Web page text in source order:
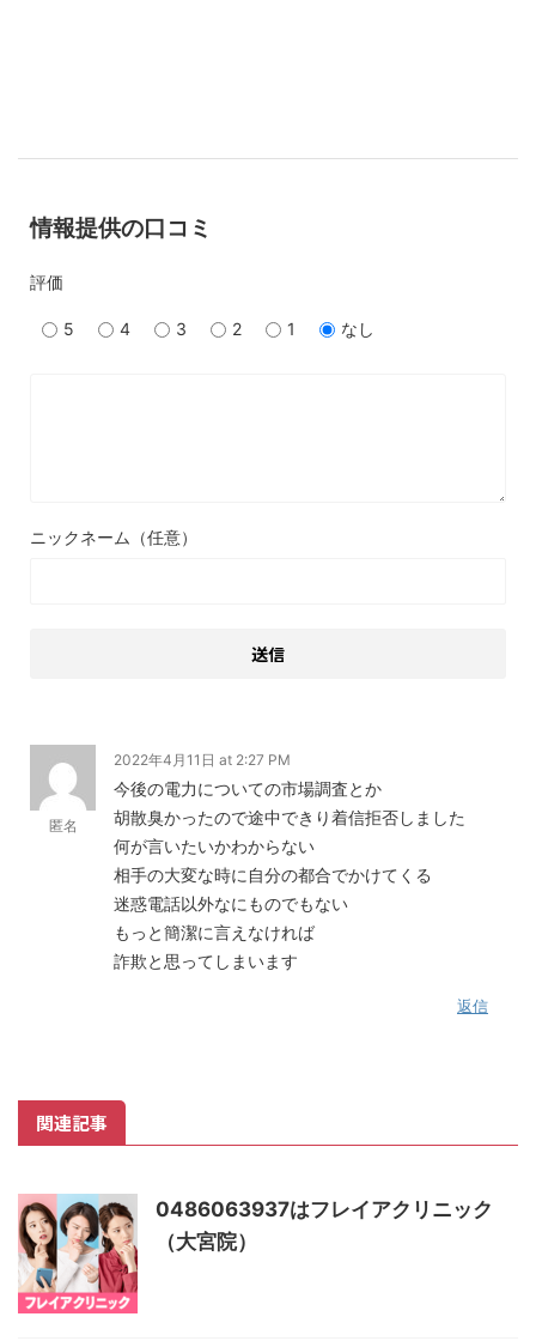
情報提供の口コミ
評価
5 4 3 2 1 なし
ニックネーム（任意）
匿名
2022年4月11日 at 2:27 PM
今後の電力についての市場調査とか
胡散臭かったので途中できり着信拒否しました
何が言いたいかわからない
相手の大変な時に自分の都合でかけてくる
迷惑電話以外なにものでもない
もっと簡潔に言えなければ
詐欺と思ってしまいます
返信
関連記事
0486063937はフレイアクリニック
（大宮院）